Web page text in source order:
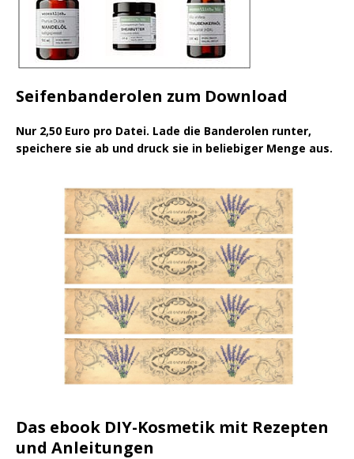
Seifenbanderolen zum Download
Nur 2,50 Euro pro Datei. Lade die Banderolen runter,
speichere sie ab und druck sie in beliebiger Menge aus.
Das ebook DIY-Kosmetik mit Rezepten
und Anleitungen